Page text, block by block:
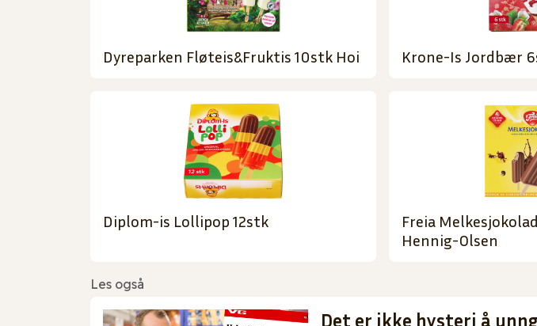
Dyreparken Fløteis&Fruktis 10stk Hoi Krone-Is Jordbær
Diplom-is Lollipop 12stk
Freia
Hennig-Olsen
Les også
Det er ikke hysteri å